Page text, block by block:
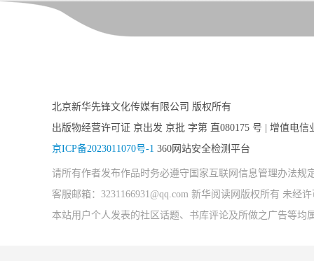
北京新华先锋文化传媒有限公司 版权所有
出版物经营许可证 京出发 京批 字第 直080175 号 | 增值电信
京ICP备2023011070号-1 360网站安全检测平台
请所有作者发布作品时务必遵守国家互联网信息管理办法
客服邮箱：3231166931@qq.com 新华阅读网版权所有 未经
本站用户个人发表的社区话题、书库评论及所做之广告等均